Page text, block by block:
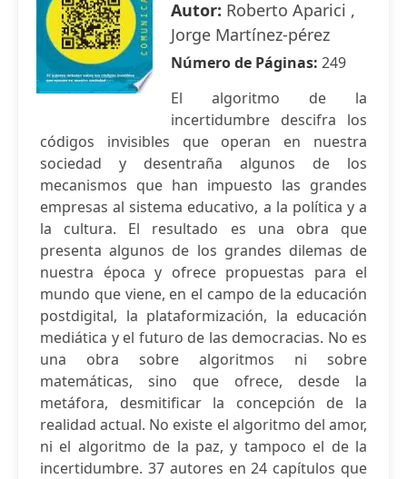
Autor: Roberto Aparici ,
Jorge Martínez-pérez
Número de Páginas: 249
El algoritmo de la
incertidumbre descifra los
códigos invisibles que operan en nuestra
sociedad y desentraña algunos de los
mecanismos que han impuesto las grandes
empresas al sistema educativo, a la política y a
la cultura. El resultado es una obra que
presenta algunos de los grandes dilemas de
nuestra época y ofrece propuestas para el
mundo que viene, en el campo de la educación
postdigital, la plataformización, la educación
mediática y el futuro de las democracias. No es
una obra sobre algoritmos ni sobre
matemáticas, sino que ofrece, desde la
metáfora, desmitificar la concepción de la
realidad actual. No existe el algoritmo del amor,
ni el algoritmo de la paz, y tampoco el de la
incertidumbre. 37 autores en 24 capítulos que